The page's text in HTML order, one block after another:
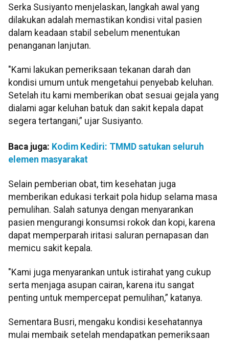
Serka Susiyanto menjelaskan, langkah awal yang
dilakukan adalah memastikan kondisi vital pasien
dalam keadaan stabil sebelum menentukan
penanganan lanjutan.
"Kami lakukan pemeriksaan tekanan darah dan
kondisi umum untuk mengetahui penyebab keluhan.
Setelah itu kami memberikan obat sesuai gejala yang
dialami agar keluhan batuk dan sakit kepala dapat
segera tertangani,” ujar Susiyanto.
Baca juga: Kodim Kediri: TMMD satukan seluruh
elemen masyarakat
Selain pemberian obat, tim kesehatan juga
memberikan edukasi terkait pola hidup selama masa
pemulihan. Salah satunya dengan menyarankan
pasien mengurangi konsumsi rokok dan kopi, karena
dapat memperparah iritasi saluran pernapasan dan
memicu sakit kepala.
"Kami juga menyarankan untuk istirahat yang cukup
serta menjaga asupan cairan, karena itu sangat
penting untuk mempercepat pemulihan,” katanya.
Sementara Busri, mengaku kondisi kesehatannya
mulai membaik setelah mendapatkan pemeriksaan